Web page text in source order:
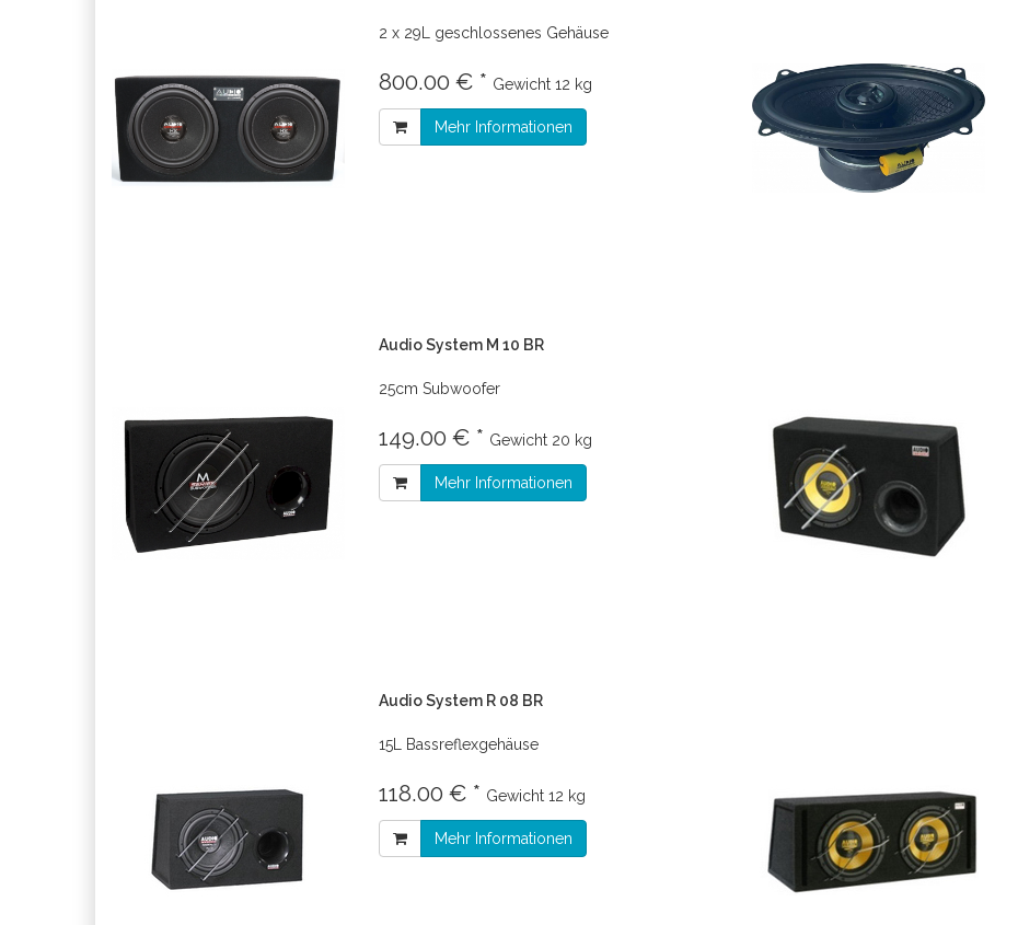
2 x 29L geschlossenes Gehäuse
800.00 € * Gewicht 12 kg
Mehr Informationen
Audio System M 10 BR
25cm Subwoofer
149.00 € * Gewicht 20 kg
Mehr Informationen
Audio System R 08 BR
15L Bassreflexgehäuse
118.00 € * Gewicht 12 kg
Mehr Informationen